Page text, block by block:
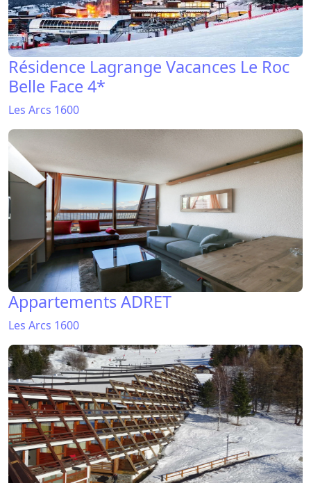
Résidence Lagrange Vacances Le Roc
Belle Face 4*
Les Arcs 1600
Appartements ADRET
Les Arcs 1600